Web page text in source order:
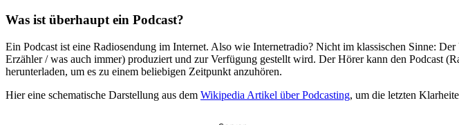
Was ist überhaupt ein Podcast?
Ein Podcast ist eine Radiosendung im Internet. Also wie Internetradio? Nicht im klassischen Sinne:
Erzähler / was auch immer) produziert und zur Verfügung gestellt wird. Der Hörer kann den Podcast
herunterladen, um es zu einem beliebigen Zeitpunkt anzuhören.
Hier eine schematische Darstellung aus dem Wikipedia Artikel über Podcasting, um die letzten